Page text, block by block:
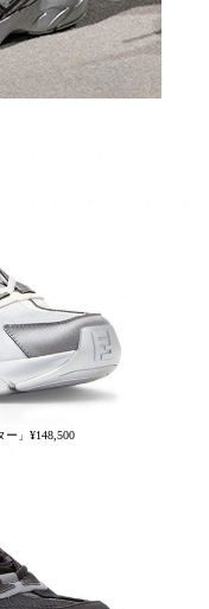
」¥148,500